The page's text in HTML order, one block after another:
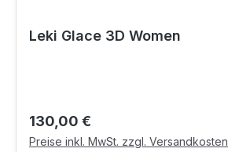
Leki Glace 3D Women
Regulärer Preis:
130,00 €
Preise inkl. MwSt. zzgl. Versandkosten